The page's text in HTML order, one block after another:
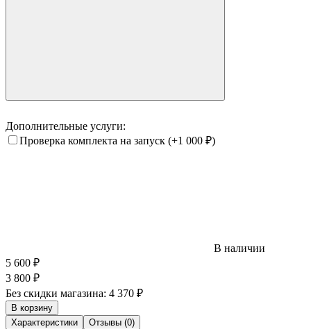
Дополнительные услуги:
Проверка комплекта на запуск (+1 000 ₽)
В наличии
5 600 ₽
3 800 ₽
Без скидки магазина: 4 370 ₽
В корзину
Характеристики
Отзывы (0)